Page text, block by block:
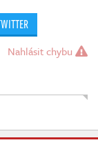
Nahlásit chybu